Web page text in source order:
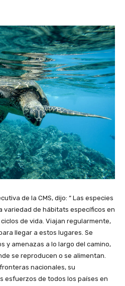
de la CMS, dijo: “ Las especies
variedad de hábitats específicos en
de vida. Viajan regularmente,
llegar a estos lugares. Se
y amenazas a lo largo del camino,
se reproducen o se alimentan.
nacionales, su
esfuerzos de todos los países en